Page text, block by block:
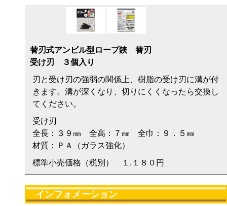
替刃式アンビル型ロープ鋏 替刃
受け刃 ３個入り
刃と受け刃の強弱の関係上、樹脂の受け刃に溝が付
きます。溝が深くなり、切りにくくなったら交換し
てください。
受け刃
全長：３９㎜ 全高：７㎜ 全巾：９．５㎜
材質：ＰＡ（ガラス強化）
標準小売価格（税別） １,１８０円
インフォメーション